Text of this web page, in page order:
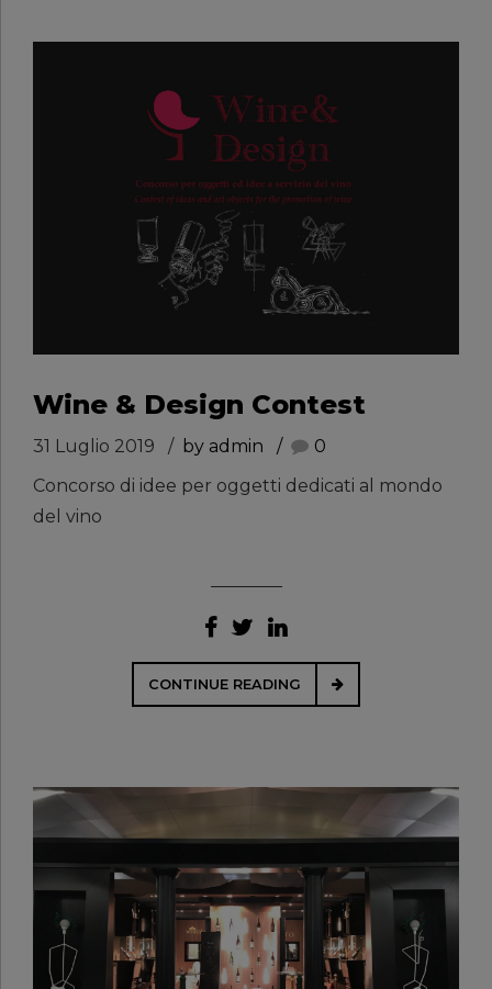
Wine & Design Contest
31 Luglio 2019 by admin
0
Concorso di idee per oggetti dedicati al mondo
del vino
CONTINUE READING